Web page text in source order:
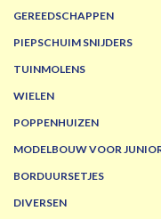
GEREEDSCHAPPEN
PIEPSCHUIM SNIJDERS
TUINMOLENS
WIELEN
POPPENHUIZEN
MODELBOUW VOOR
BORDUURSETJES
DIVERSEN